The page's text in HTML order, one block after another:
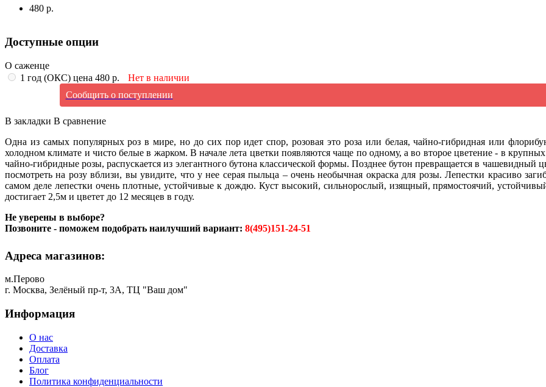
480 р.
Доступные опции
О саженце
1 год (ОКС) цена 480 р.
Нет в наличии
Сообщить о поступлении
В закладки В сравнение
Одна из самых популярных роз в мире, но до сих пор идет спор, розовая это роза или белая, чайно-гибридная или
холодном климате и чисто белые в жарком. В начале лета цветки появляются чаще по одному, а во второе цветение - в
чайно-гибридные розы, распускается из элегантного бутона классической формы. Позднее бутон превращается в
посмотреть на розу вблизи, вы увидите, что у нее серая пыльца – очень необычная окраска для розы. Лепестки красиво
самом деле лепестки очень плотные, устойчивые к дождю. Куст высокий, сильнорослый, изящный, прямостоячий,
достигает 2,5м и цветет до 12 месяцев в году.
Не уверены в выборе?
Позвоните - поможем подобрать наилучший вариант: 8(495)151-24-51
Адреса магазинов:
м.Перово
г. Москва, Зелёный пр-т, 3А, ТЦ "Ваш дом"
Информация
О нас
Доставка
Оплата
Блог
Политика конфиденциальности